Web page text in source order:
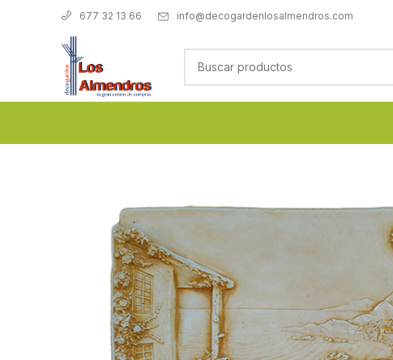
677 32 13 66 info@decogardenlosalmendros.com